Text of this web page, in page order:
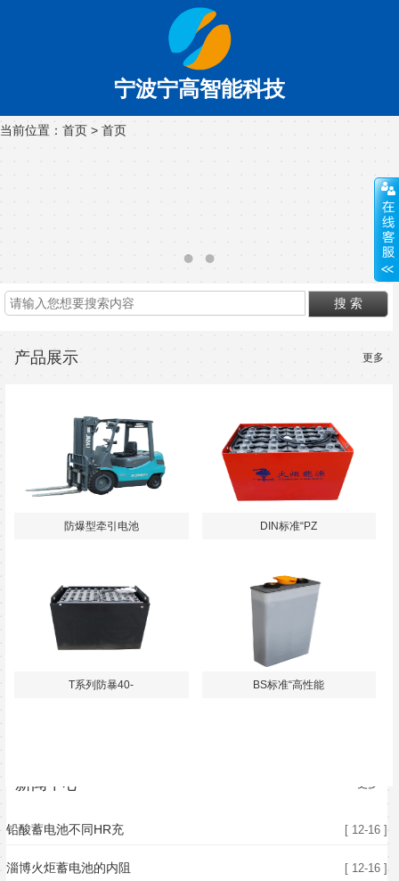
宁波宁高智能科技
当前位置： 首页 > 首页
新闻中心 更多
铅酸蓄电池不同HR充 [ 12-16 ]
淄博火炬蓄电池的内阻 [ 12-16 ]
产品展示 更多
防爆型牵引电池 DIN标准“PZ
T系列防暴40- BS标准“高性能